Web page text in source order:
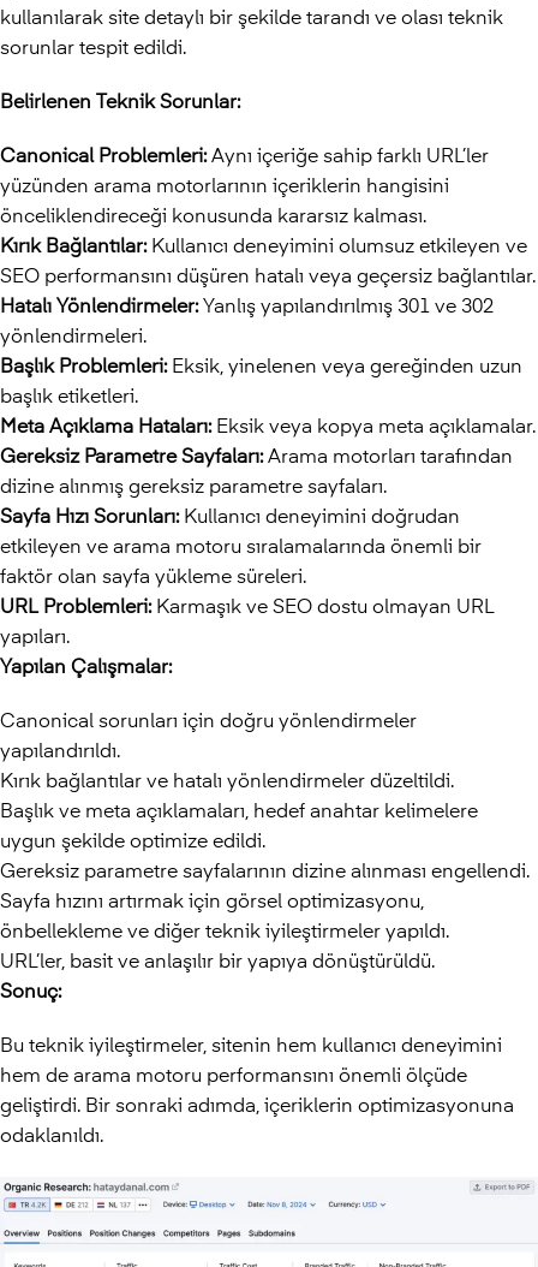
kullanılarak site detaylı bir şekilde tarandı ve olası teknik
sorunlar tespit edildi.
Belirlenen Teknik Sorunlar:
Canonical Problemleri:Aynı içeriğe sahip farklı URL’ler
yüzünden arama motorlarının içeriklerin hangisini
önceliklendireceği konusunda kararsız kalması.
Kırık Bağlantılar:Kullanıcı deneyimini olumsuz etkileyen ve
SEO performansını düşüren hatalı veya geçersiz bağlantılar.
Hatalı Yönlendirmeler:Yanlış yapılandırılmış 301 ve 302
yönlendirmeleri.
Başlık Problemleri:Eksik, yinelenen veya gereğinden uzun
başlık etiketleri.
Meta Açıklama Hataları:Eksik veya kopya meta açıklamalar.
Gereksiz Parametre Sayfaları:Arama motorları tarafından
dizine alınmış gereksiz parametre sayfaları.
Sayfa Hızı Sorunları:Kullanıcı deneyimini doğrudan
etkileyen ve arama motoru sıralamalarında önemli bir
faktör olan sayfa yükleme süreleri.
URL Problemleri:Karmaşık ve SEO dostu olmayan URL
yapıları.
Yapılan Çalışmalar:
Canonical sorunları için doğru yönlendirmeler
yapılandırıldı.
Kırık bağlantılar ve hatalı yönlendirmeler düzeltildi.
Başlık ve meta açıklamaları, hedef anahtar kelimelere
uygun şekilde optimize edildi.
Gereksiz parametre sayfalarının dizine alınması engellendi.
Sayfa hızını artırmak için görsel optimizasyonu,
önbellekleme ve diğer teknik iyileştirmeler yapıldı.
URL’ler, basit ve anlaşılır bir yapıya dönüştürüldü.
Sonuç:
Bu teknik iyileştirmeler, sitenin hem kullanıcı deneyimini
hem de arama motoru performansını önemli ölçüde
geliştirdi. Bir sonraki adımda, içeriklerin optimizasyonuna
odaklanıldı.